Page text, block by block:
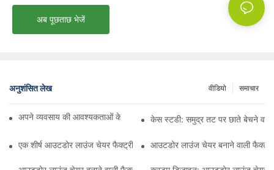
अब पूछताछ भेजें
अनुशंसित लेख समाचार
वीडियो
अपने व्यवसाय की आवश्यकताओं के लिए सही बीच अम्ब्रेला वितरक ढूँढना
केस स्टडी: समुद्र तट पर छाते बेचने
एक शीर्ष आउटडोर लाउंज चेयर फैक्ट्री से क्या उम्मीद करेंआउटडोर लाउंज चेयर बनाने वाली